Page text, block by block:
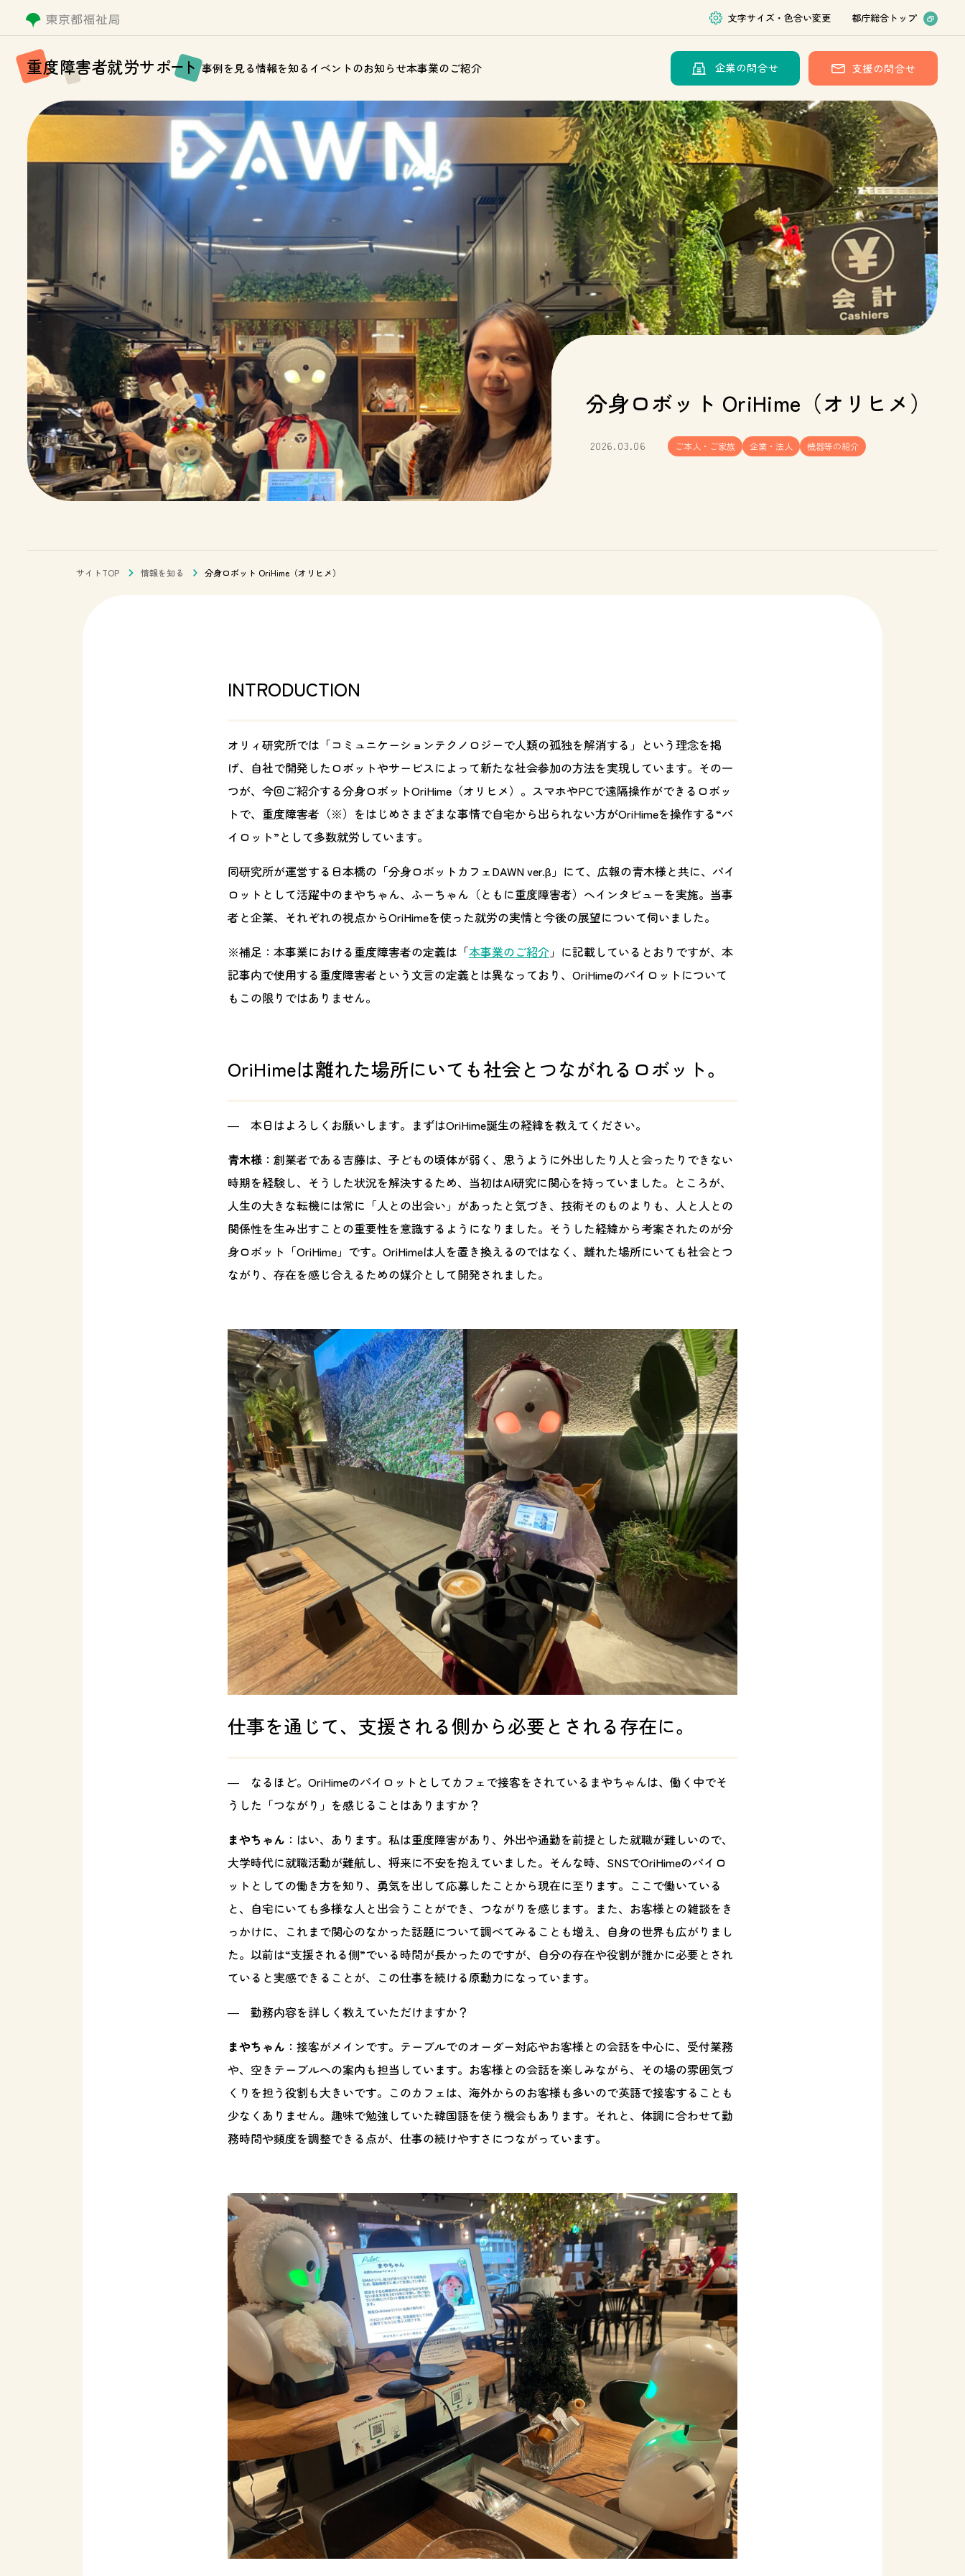
文字サイズ・色合い変更 都庁総合トップ
重度障害者就労サポート 事例を見る情報を知る イベントのお知らせ本事業のご紹介 企業の問合せ 支援の問合せ
分身ロボット OriHime（オリヒメ）
2026.03.06 ご本人・ご家族 企業・法人 機器等の紹介
サイトTOP 情報を知る 分身ロボット OriHime（オリヒメ）
INTRODUCTION
オリィ研究所では「コミュニケーションテクノロジーで人類の孤独を解消する」という理念を掲
げ、自社で開発したロボットやサービスによって新たな社会参加の方法を実現しています。その一
つが、今回ご紹介する分身ロボットOriHime（オリヒメ）。スマホやPCで遠隔操作ができるロボッ
トで、重度障害者（※）をはじめさまざまな事情で自宅から出られない方がOriHimeを操作する“パ
イロット”として多数就労しています。
同研究所が運営する日本橋の「分身ロボットカフェDAWN ver.β」にて、広報の青木様と共に、パイ
ロットとして活躍中のまやちゃん、ふーちゃん（ともに重度障害者）へインタビューを実施。当事
者と企業、それぞれの視点からOriHimeを使った就労の実情と今後の展望について伺いました。
※補足：本事業における重度障害者の定義は「本事業のご紹介」に記載しているとおりですが、本
記事内で使用する重度障害者という文言の定義とは異なっており、OriHimeのパイロットについて
もこの限りではありません。
OriHimeは離れた場所にいても社会とつながれるロボット。
― 本日はよろしくお願いします。まずはOriHime誕生の経緯を教えてください。
青木様：創業者である吉藤は、子どもの頃体が弱く、思うように外出したり人と会ったりできない
時期を経験し、そうした状況を解決するため、当初はAI研究に関心を持っていました。ところが、
人生の大きな転機には常に「人との出会い」があったと気づき、技術そのものよりも、人と人との
関係性を生み出すことの重要性を意識するようになりました。そうした経緯から考案されたのが分
身ロボット「OriHime」です。OriHimeは人を置き換えるのではなく、離れた場所にいても社会とつ
ながり、存在を感じ合えるための媒介として開発されました。
仕事を通じて、支援される側から必要とされる存在に。
― なるほど。OriHimeのパイロットとしてカフェで接客をされているまやちゃんは、働く中でそ
うした「つながり」を感じることはありますか？
まやちゃん ：はい、あります。私は重度障害があり、外出や通勤を前提とした就職が難しいので、
大学時代に就職活動が難航し、将来に不安を抱えていました。そんな時、SNSでOriHimeのパイロ
ットとしての働き方を知り、勇気を出して応募したことから現在に至ります。ここで働いている
と、自宅にいても多様な人と出会うことができ、つながりを感じます。また、お客様との雑談をき
っかけに、これまで関心のなかった話題について調べてみることも増え、自身の世界も広がりまし
た。以前は“支援される側”でいる時間が長かったのですが、自分の存在や役割が誰かに必要とされ
ていると実感できることが、この仕事を続ける原動力になっています。
― 勤務内容を詳しく教えていただけますか？
まやちゃん ：接客がメインです。テーブルでのオーダー対応やお客様との会話を中心に、受付業務
や、空きテーブルへの案内も担当しています。お客様との会話を楽しみながら、その場の雰囲気づ
くりを担う役割も大きいです。このカフェは、海外からのお客様も多いので英語で接客することも
少なくありません。趣味で勉強していた韓国語を使う機会もあります。それと、体調に合わせて勤
務時間や頻度を調整できる点が、仕事の続けやすさにつながっています。